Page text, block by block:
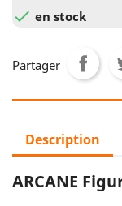
 en stock
Partager
Description
ARCANE